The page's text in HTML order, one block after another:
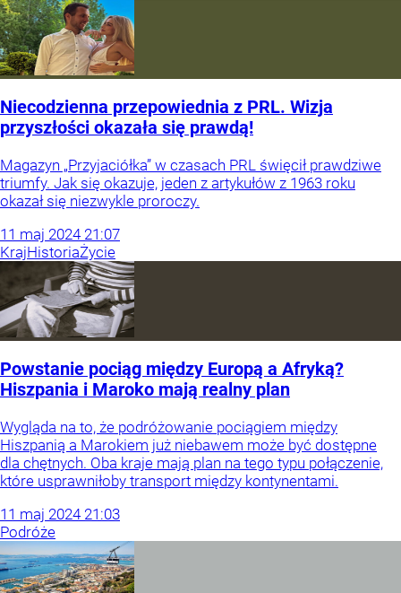
Niecodzienna przepowiednia z PRL. Wizja
przyszłości okazała się prawdą!
Magazyn „Przyjaciółka” w czasach PRL święcił prawdziwe
triumfy. Jak się okazuje, jeden z artykułów z 1963 roku
okazał się niezwykle proroczy.
11 maj 2024 21:07
KrajHistoriaŻycie
Powstanie pociąg między Europą a Afryką?
Hiszpania i Maroko mają realny plan
Wygląda na to, że podróżowanie pociągiem między
Hiszpanią a Marokiem już niebawem może być dostępne
dla chętnych. Oba kraje mają plan na tego typu połączenie,
które usprawniłoby transport między kontynentami.
11 maj 2024 21:03
Podróże